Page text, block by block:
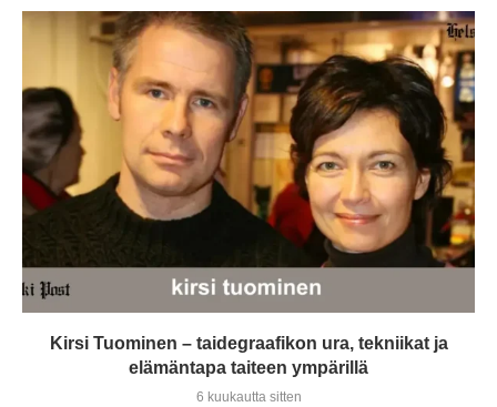
Kirsi Tuominen – taidegraafikon ura, tekniikat ja
elämäntapa taiteen ympärillä
6 kuukautta sitten